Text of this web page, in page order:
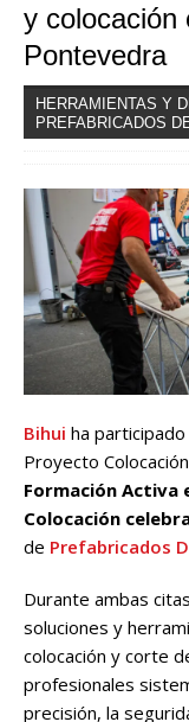
y colocación
Pontevedra
HERRAMIENTAS Y
PREFABRICADOS
Bihui ha
Proyecto
Formación Activa
Colocación
de Prefabricados
Durante ambas
soluciones y
colocación y corte
profesionales
precisión, la